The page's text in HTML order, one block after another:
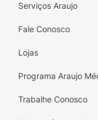
Serviços Araujo
Fale Conosco
Lojas
Programa Araujo
Trabalhe Conosco